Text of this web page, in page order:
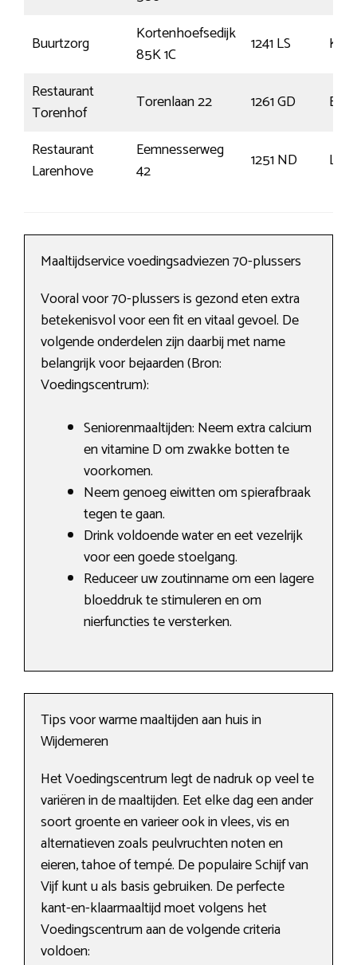
Buurtzorg
Kortenhoefsedijk
85K 1C
1241 LS
Restaurant
Torenhof
Torenlaan 22 1261 GD
Restaurant
Larenhove
Eemnesserweg
42
1251 ND
Maaltijdservice voedingsadviezen 70-plussers
Vooral voor 70-plussers is gezond eten extra
betekenisvol voor een fit en vitaal gevoel. De
volgende onderdelen zijn daarbij met name
belangrijk voor bejaarden (Bron:
Voedingscentrum):
Seniorenmaaltijden: Neem extra calcium
en vitamine D om zwakke botten te
voorkomen.
Neem genoeg eiwitten om spierafbraak
tegen te gaan.
Drink voldoende water en eet vezelrijk
voor een goede stoelgang.
Reduceer uw zoutinname om een lagere
bloeddruk te stimuleren en om
nierfuncties te versterken.
Tips voor warme maaltijden aan huis in
Wijdemeren
Het Voedingscentrum legt de nadruk op veel te
variëren in de maaltijden. Eet elke dag een ander
soort groente en varieer ook in vlees, vis en
alternatieven zoals peulvruchten noten en
eieren, tahoe of tempé. De populaire Schijf van
Vijf kunt u als basis gebruiken. De perfecte
kant-en-klaarmaaltijd moet volgens het
Voedingscentrum aan de volgende criteria
voldoen: